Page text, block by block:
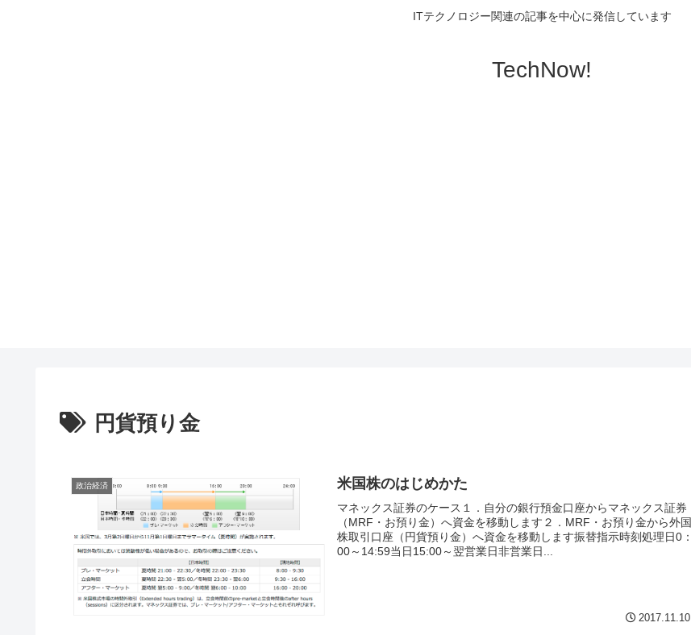
ITテクノロジー関連の記事を中心に発信しています
TechNow!
円貨預り金
政治経済 米国株のはじめかた
マネックス証券のケース１．自分の銀行預金口座からマネックス証券
（MRF・お預り金）へ資金を移動します２．MRF・お預り金から外国
株取引口座（円貨預り金）へ資金を移動します振替指示時刻処理日0：
00～14:59当日15:00～翌営業日非営業日...
2017.11.10